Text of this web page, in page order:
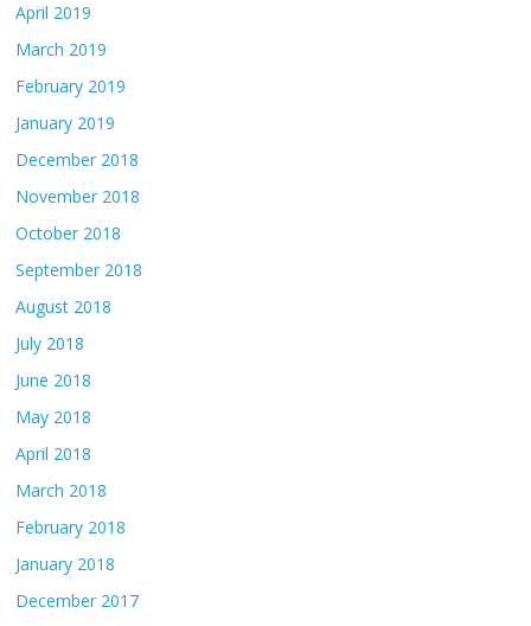
April 2019
March 2019
February 2019
January 2019
December 2018
November 2018
October 2018
September 2018
August 2018
July 2018
June 2018
May 2018
April 2018
March 2018
February 2018
January 2018
December 2017